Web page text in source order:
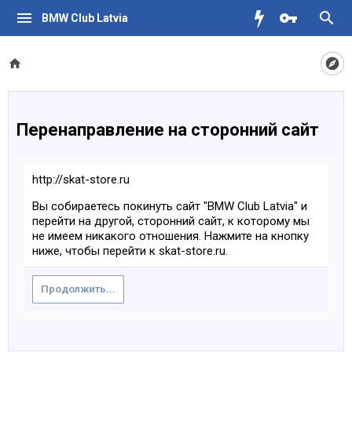
BMW Club Latvia
Перенаправление на сторонний сайт
http://skat-store.ru
Вы собираетесь покинуть сайт "BMW Club Latvia" и
перейти на другой, сторонний сайт, к которому мы
не имеем никакого отношения. Нажмите на кнопку
ниже, чтобы перейти к skat-store.ru.
Продолжить...